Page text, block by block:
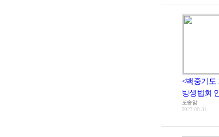
<백중기도
방생법회
도솔암
2023-08-31